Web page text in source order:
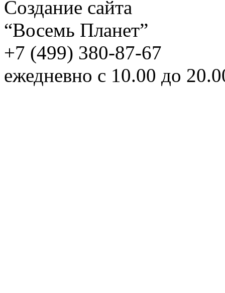
Создание сайта
“Восемь Планет”
+7 (499) 380-87-67
ежедневно с 10.00 до